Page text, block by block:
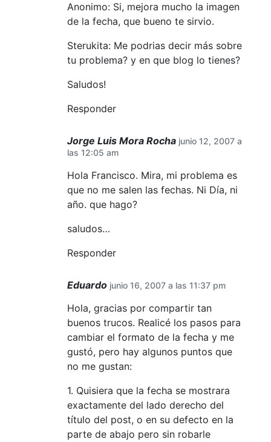
Anonimo: Si, mejora mucho la imagen
de la fecha, que bueno te sirvio.
Sterukita: Me podrias decir más sobre
tu problema? y en que blog lo tienes?
Saludos!
Responder
Jorge Luis Mora Rocha junio 12, 2007 a
las 12:05 am
Hola Francisco. Mira, mi problema es
que no me salen las fechas. Ni Día, ni
año. que hago?
saludos…
Responder
Eduardo junio 16, 2007 a las 11:37 pm
Hola, gracias por compartir tan
buenos trucos. Realicé los pasos para
cambiar el formato de la fecha y me
gustó, pero hay algunos puntos que
no me gustan:
1. Quisiera que la fecha se mostrara
exactamente del lado derecho del
título del post, o en su defecto en la
parte de abajo pero sin robarle